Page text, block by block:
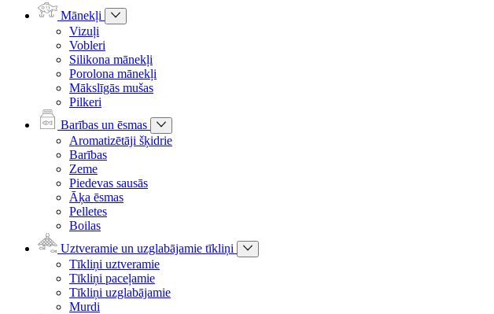
Mānekļi
Vizuļi
Vobleri
Silikona mānekļi
Porolona mānekļi
Mākslīgās mušas
Pilkeri
Barības un ēsmas
Aromatizētāji šķidrie
Barības
Zeme
Piedevas sausās
Āķa ēsmas
Pelletes
Boilas
Uztveramie un uzglabājamie tīkliņi
Tīkliņi uztveramie
Tīkliņi paceļamie
Tīkliņi uzglabājamie
Murdi